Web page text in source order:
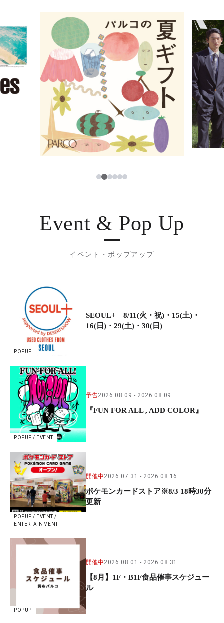
ニュース
レストラン・カフェ
TAX FREE
PARCOメンバーズ
한국어
ภาษาไทย
日本語
12345
Event & Pop Up
イベント・ポップアップ
POPUP
SEOUL+ 8/11(火・祝)・15(土)・
16(日)・29(土)・30(日)
POPUP / EVENT
予告2026.08.09 2026.08.09
『FUN FOR ALL , ADD COLOR』
POPUP / EVENT /
ENTERTAINMENT
開催中2026.07.31 2026.08.16
ポケモンカードストア※8/3 18時30分
更新
POPUP
開催中2026.08.01 2026.08.31
【8月】1F・B1F食品催事スケジュー
ル